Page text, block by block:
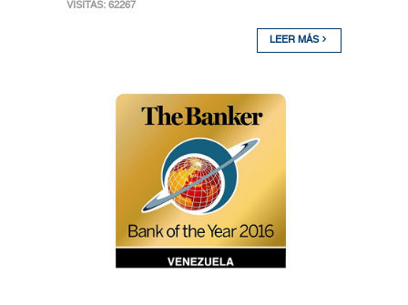
VISITAS: 62267
LEER MÁS